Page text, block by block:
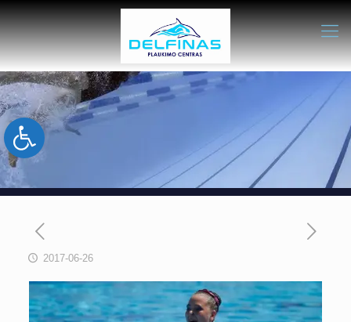
Open toolbar
2017-06-26